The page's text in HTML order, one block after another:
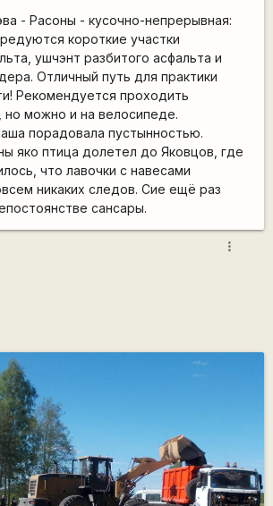
- Расоны - кусочно-непрерывная:
короткие участки
ушчэнт разбитого асфальта и
Отличный путь для практики
Рекомендуется проходить
но можно и на велосипеде.
порадовала пустынностью.
яко птица долетел до Яковцов, где
что лавочки с навесами
никаких следов. Сие ещё раз
сансары.
more_vert